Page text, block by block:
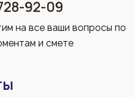
92-09
на все ваши вопросы по
и смете